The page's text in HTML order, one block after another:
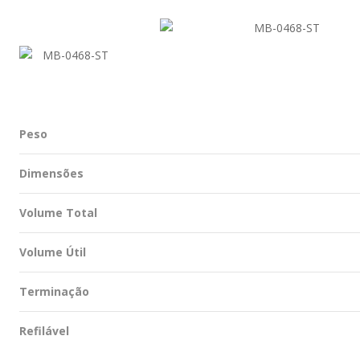
Peso
Dimensões
Volume Total
Volume Útil
Terminação
Refilável